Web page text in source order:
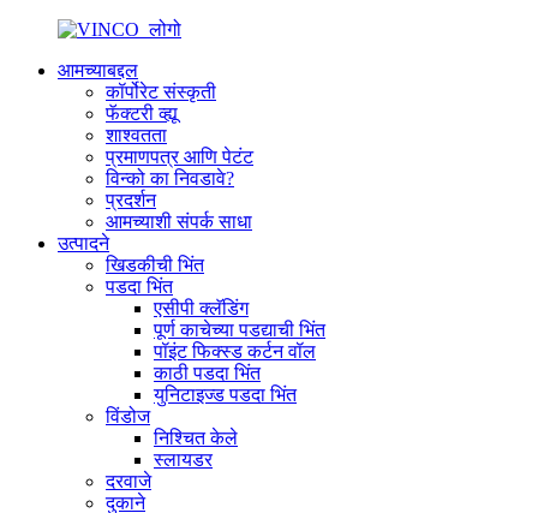
आमच्याबद्दल
कॉर्पोरेट संस्कृती
फॅक्टरी व्ह्यू
शाश्वतता
प्रमाणपत्र आणि पेटंट
विन्को का निवडावे?
प्रदर्शन
आमच्याशी संपर्क साधा
उत्पादने
खिडकीची भिंत
पडदा भिंत
एसीपी क्लॅडिंग
पूर्ण काचेच्या पडद्याची भिंत
पॉइंट फिक्स्ड कर्टन वॉल
काठी पडदा भिंत
युनिटाइज्ड पडदा भिंत
विंडोज
निश्चित केले
स्लायडर
दरवाजे
दुकाने